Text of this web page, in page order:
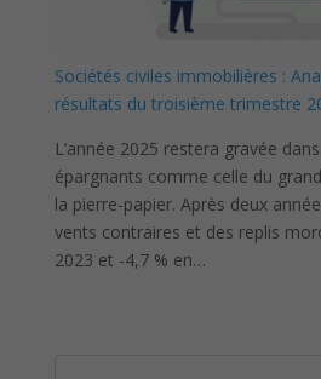
Sociétés civiles immobilières :
résultats du troisième trimestre
L’année 2025 restera gravée
épargnants comme celle du
la pierre-papier. Après deux
vents contraires et des replis
2023 et -4,7 % en…